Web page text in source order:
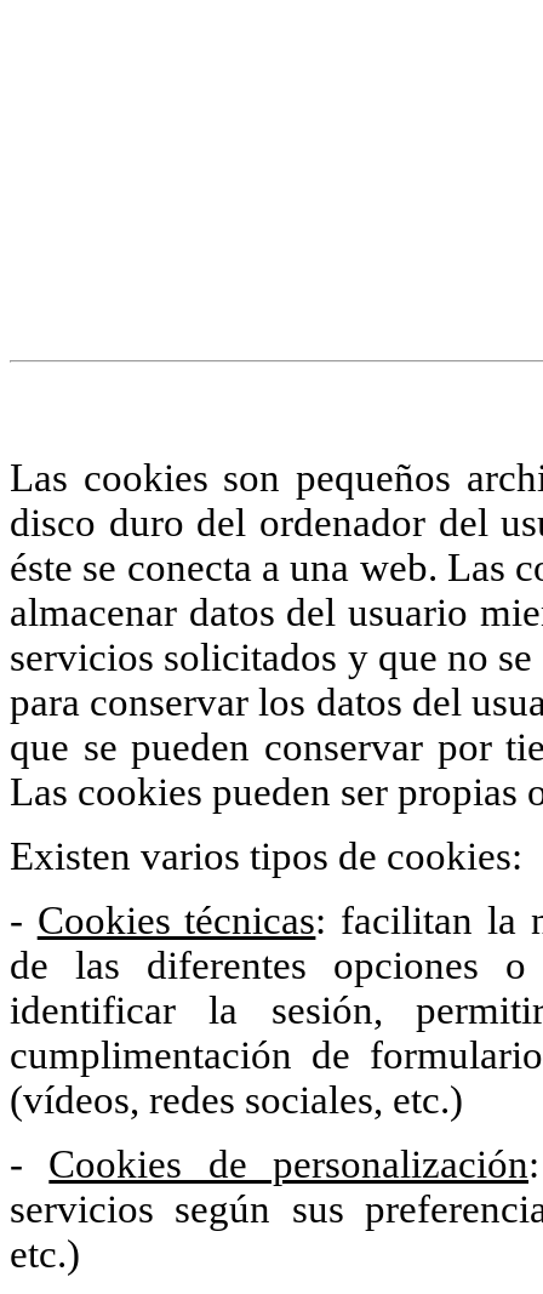
Las cookies son pequeños
disco duro del ordenador del
éste se conecta a una web. Las
almacenar datos del usuario
servicios solicitados y que no
para conservar los datos del
que se pueden conservar por
Las cookies pueden ser propias
Existen varios tipos de cookies:
- Cookies técnicas: facilitan la
de las diferentes opciones
identificar la sesión,
cumplimentación de
(vídeos, redes sociales, etc.)
- Cookies de personalización
servicios según sus
etc.)